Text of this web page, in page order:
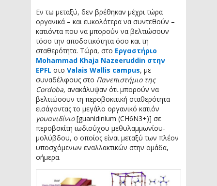
Εν τω μεταξύ, δεν βρέθηκαν μέχρι τώρα
οργανικά – και ευκολότερα να συντεθούν –
κατιόντα που να μπορούν να βελτιώσουν
τόσο την αποδοτικότητα όσο και τη
σταθερότητα. Τώρα, στο Εργαστήριο
Mohammad Khaja Nazeeruddin στην
EPFL στο Valais Wallis campus, με
συναδέλφους στο Πανεπιστήμιο της
Cordoba, ανακάλυψαν ότι μπορούν να
βελτιώσουν τη περοβσκιτική σταθερότητα
εισάγοντας το μεγάλο οργανικό κατιόν
γουανιδίνιο[guanidinium (CH6N3+)] σε
περοβσκίτη ιωδιούχου μεθυλαμμωνίου-
μολύβδου, ο οποίος είναι μεταξύ των πλέον
υποσχόμενων εναλλακτικών στην ομάδα,
σήμερα.